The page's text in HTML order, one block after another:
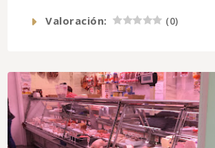
Valoración: (0)